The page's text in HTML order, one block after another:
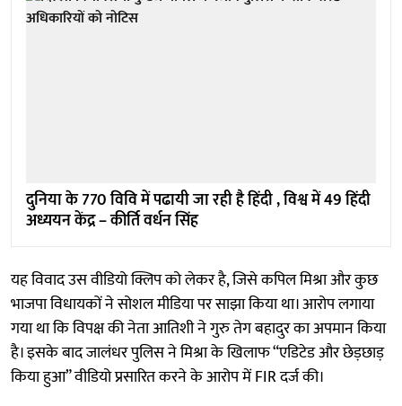
दुनिया के 770 विवि में पढायी जा रही है हिंदी , विश्व में 49 हिंदी
अध्ययन केंद्र – कीर्ति वर्धन सिंह
यह विवाद उस वीडियो क्लिप को लेकर है, जिसे कपिल मिश्रा और कुछ
भाजपा विधायकों ने सोशल मीडिया पर साझा किया था। आरोप लगाया
गया था कि विपक्ष की नेता आतिशी ने गुरु तेग बहादुर का अपमान किया
है। इसके बाद जालंधर पुलिस ने मिश्रा के खिलाफ “एडिटेड और छेड़छाड़
किया हुआ” वीडियो प्रसारित करने के आरोप में FIR दर्ज की।